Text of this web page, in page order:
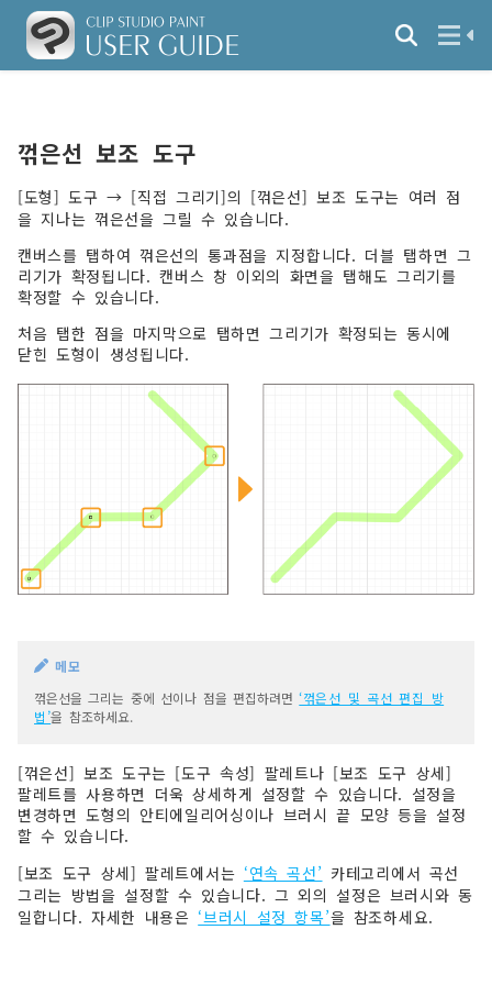
꺾은선 보조 도구
[도형] 도구 → [직접 그리기]의 [꺾은선] 보조 도구는 여러 점
을 지나는 꺾은선을 그릴 수 있습니다.
캔버스를 탭하여 꺾은선의 통과점을 지정합니다. 더블 탭하면 그
리기가 확정됩니다. 캔버스 창 이외의 화면을 탭해도 그리기를
확정할 수 있습니다.
처음 탭한 점을 마지막으로 탭하면 그리기가 확정되는 동시에
닫힌 도형이 생성됩니다.
메모
꺾은선을 그리는 중에 선이나 점을 편집하려면‘꺾은선 및 곡선 편집 방
법’을 참조하세요.
[꺾은선] 보조 도구는 [도구 속성] 팔레트나 [보조 도구 상세]
팔레트를 사용하면 더욱 상세하게 설정할 수 있습니다. 설정을
변경하면 도형의 안티에일리어싱이나 브러시 끝 모양 등을 설정
할 수 있습니다.
[보조 도구 상세] 팔레트에서는 ‘연속 곡선’ 카테고리에서 곡선
그리는 방법을 설정할 수 있습니다. 그 외의 설정은 브러시와 동
일합니다. 자세한 내용은 ‘브러시 설정 항목’을 참조하세요.